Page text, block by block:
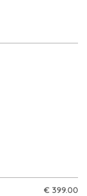
€ 399.00